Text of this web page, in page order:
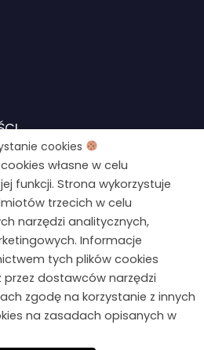
od umowy
cookies
własne w celu
funkcji. Strona wykorzystuje
trzecich w celu
narzędzi analitycznych,
Informacje
tych plików cookies
dostawców narzędzi
zgodę na korzystanie z innych
na zasadach opisanych w